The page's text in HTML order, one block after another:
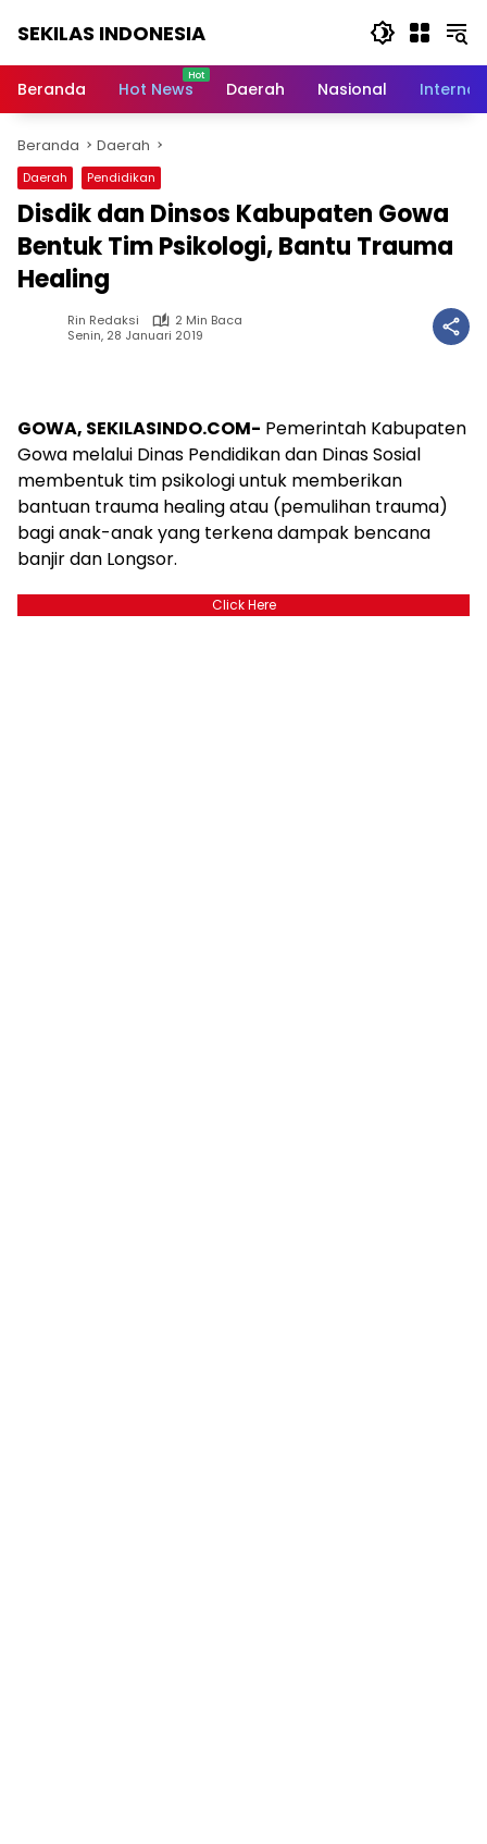
SEKILAS INDONESIA
Terkini,
Latest
World,
Headlines,
News
Today
Beranda Hot News Daerah Nasional
Beranda Daerah
Daerah Pendidikan
Disdik dan Dinsos Kabupaten Gowa
Bentuk Tim Psikologi, Bantu Trauma
Healing
Rin Redaksi
2 Min Baca
Senin, 28 Januari 2019
GOWA, SEKILASINDO.COM- Pemerintah Kabupaten
Gowa melalui Dinas Pendidikan dan Dinas Sosial
membentuk tim psikologi untuk memberikan
bantuan trauma healing atau (pemulihan trauma)
bagi anak-anak yang terkena dampak bencana
banjir dan Longsor.
Click Here